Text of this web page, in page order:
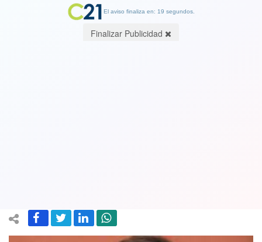
El aviso finaliza en: 19 segundos.
Finalizar Publicidad